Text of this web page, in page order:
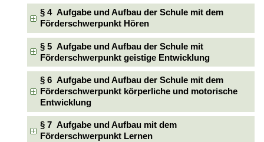
§ 4 Aufgabe und Aufbau der Schule mit dem
Förderschwerpunkt Hören
§ 5 Aufgabe und Aufbau der Schule mit
Förderschwerpunkt geistige Entwicklung
§ 6 Aufgabe und Aufbau der Schule mit dem
Förderschwerpunkt körperliche und motorische
Entwicklung
§ 7 Aufgabe und Aufbau mit dem
Förderschwerpunkt Lernen